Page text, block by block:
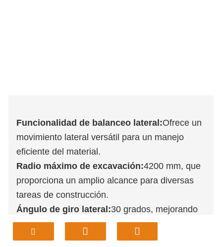
Funcionalidad de balanceo lateral:Ofrece un
movimiento lateral versátil para un manejo
eficiente del material.
Radio máximo de excavación:4200 mm, que
proporciona un amplio alcance para diversas
tareas de construcción.
Ángulo de giro lateral:30 grados, mejorando
la maniobrabilidad y la precisión en espacios
reducidos.